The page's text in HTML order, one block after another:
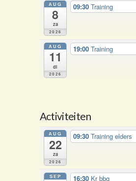
AUG
8
za
2026
09:30Training
AUG
11
di
2026
19:00Training
Activiteiten
AUG
22
za
2026
09:30Training elders
SEP 16:30 Kr bbq